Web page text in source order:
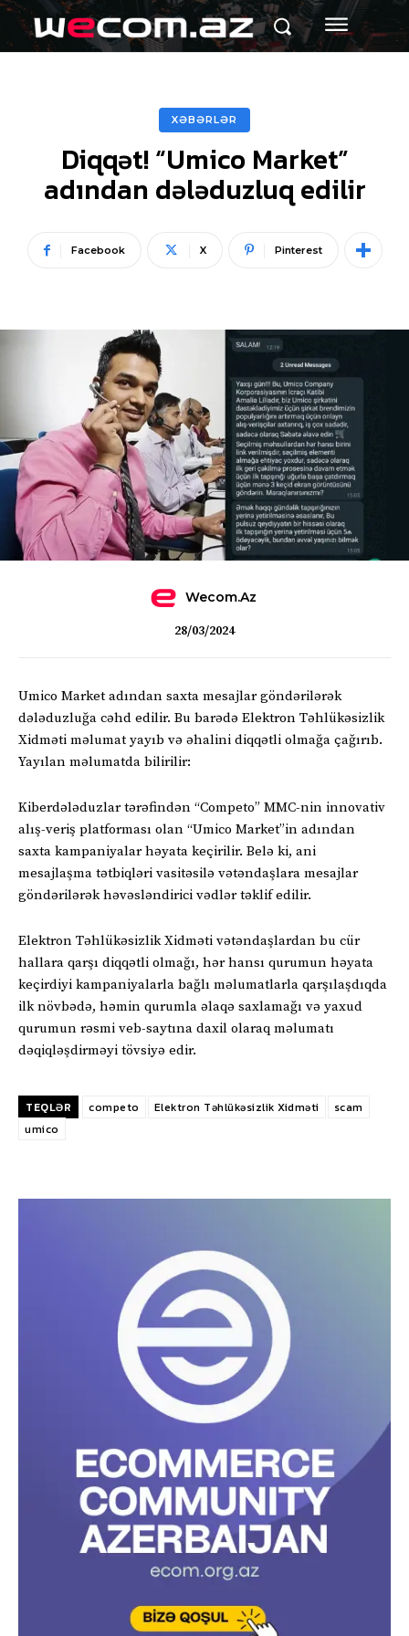
XƏBƏRLƏR
Diqqət! “Umico Market”
adından dələduzluq edilir
Facebook X Pinterest
Wecom.az
28/03/2024
Umico Market adından saxta mesajlar göndərilərək
dələduzluğa cəhd edilir. Bu barədə Elektron Təhlükəsizlik
Xidməti məlumat yayıb və əhalini diqqətli olmağa çağırıb.
Yayılan məlumatda bilirilir:
Kiberdələduzlar tərəfindən “Competo” MMC-nin innovativ
alış-veriş platforması olan “Umico Market”in adından
saxta kampaniyalar həyata keçirilir. Belə ki, ani
mesajlaşma tətbiqləri vasitəsilə vətəndaşlara mesajlar
göndərilərək həvəsləndirici vədlər təklif edilir.
Elektron Təhlükəsizlik Xidməti vətəndaşlardan bu cür
hallara qarşı diqqətli olmağı, hər hansı qurumun həyata
keçirdiyi kampaniyalarla bağlı məlumatlarla qarşılaşdıqda
ilk növbədə, həmin qurumla əlaqə saxlamağı və yaxud
qurumun rəsmi veb-saytına daxil olaraq məlumatı
dəqiqləşdirməyi tövsiyə edir.
TEQLƏR competo Elektron Təhlükəsizlik Xidməti
scam
umico